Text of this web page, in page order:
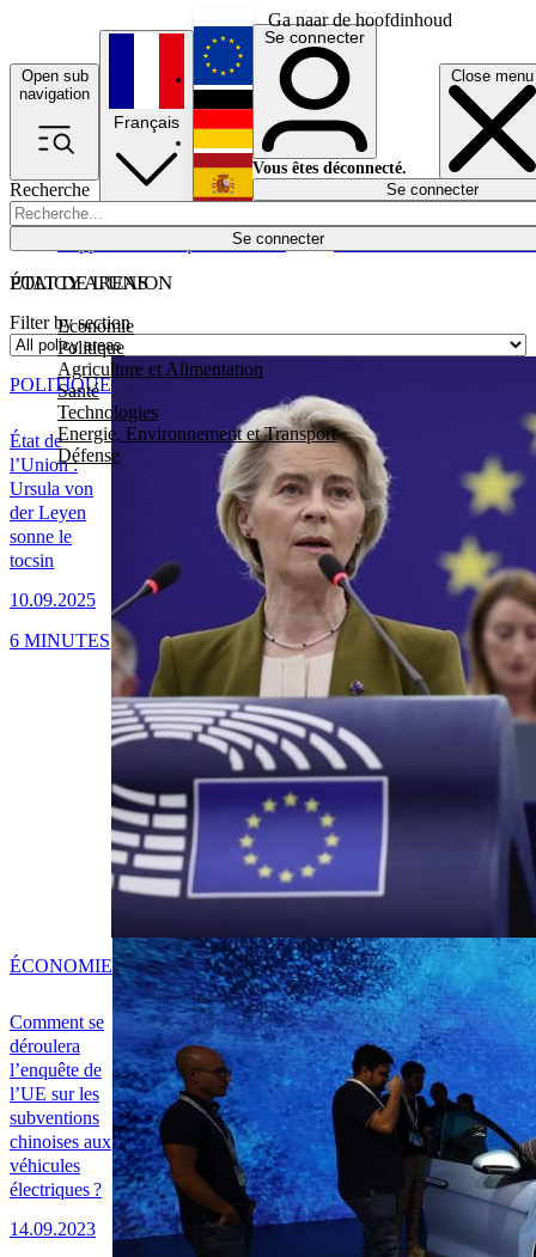
Ga naar de hoofdinhoud
Open sub
navigation
Close menu
Recherche
Se connecter
POLICY AREAS
Economie
Politique
Agriculture et Alimentation
Santé
Technologies
Energie, Environnement et Transport
Défense
Économie
Français
English
Deutsch
Español
Se connecter
Vous êtes déconnecté.
Se connecter
ÉTAT DE L'UNION
Filter by section
État de
l’Union :
Ursula von
der Leyen
sonne le
tocsin
10.09.2025
POLITIQUE
6 MINUTES
Comment se
déroulera
l’enquête de
l’UE sur les
subventions
chinoises aux
véhicules
électriques ?
14.09.2023
ÉCONOMIE